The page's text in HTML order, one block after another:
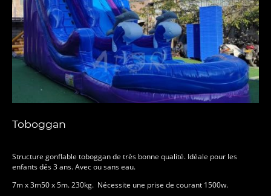
Toboggan
Structure gonflable toboggan de très bonne qualité. Idéale pour les
enfants dés 3 ans. Avec ou sans eau.
7m x 3m50 x 5m. 230kg. Nécessite une prise de courant 1500w.